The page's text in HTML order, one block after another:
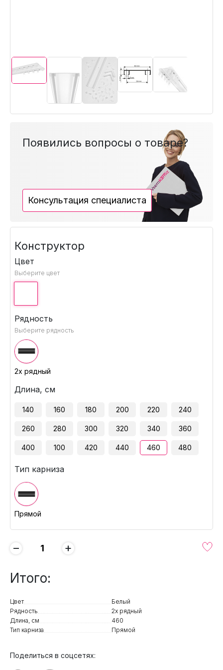
Появились вопросы о товаре?
Консультация специалиста
Конструктор
Цвет
Выберите цвет
Рядность
Выберите рядность
2х рядный
Длина, см
140 160 180 200 220 240
260 280 300 320 340 360
400 100 420 440 460 480
Тип карниза
Прямой
− +
Итого:
Цвет
Белый
Рядность
2х рядный
Длина, см
460
Тип карниза
Прямой
Поделиться в соцсетях: